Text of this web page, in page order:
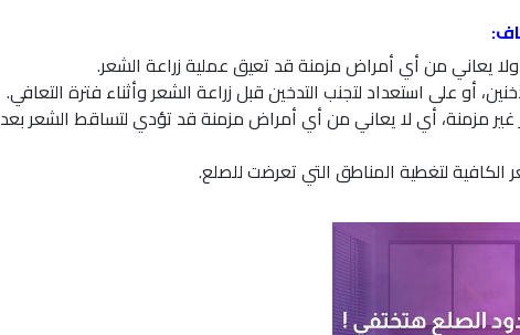
يعاني من أي أمراض مزمنة قد تعيق عملية زراعة الشعر.
أو على استعداد لتجنب التدخين قبل زراعة الشعر وأثناء فترة التعافي.
مزمنة، أي لا يعاني من أي أمراض مزمنة قد تؤدي لتساقط الشعر بعد
لتغطية المناطق التي تعرضت للصلع.